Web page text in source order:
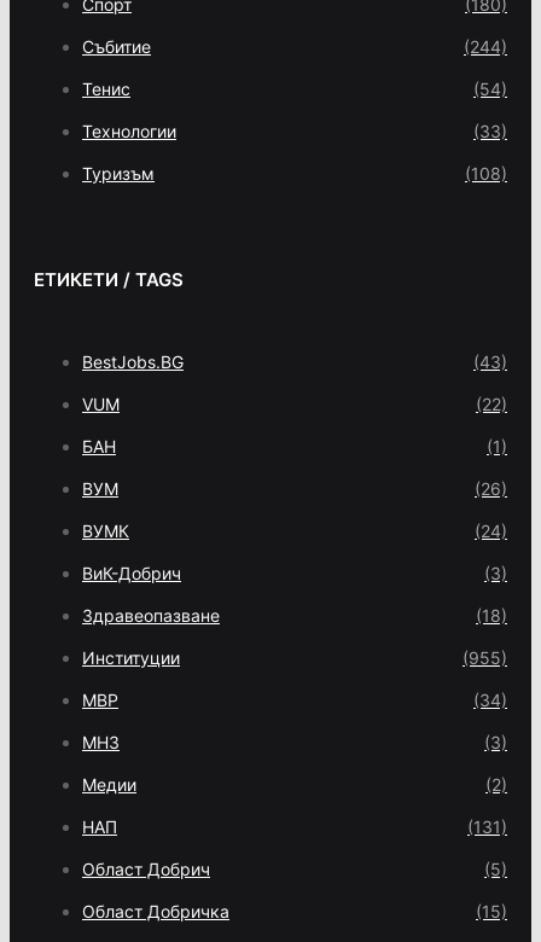
Спорт (180)
Събитие (244)
Тенис (54)
Технологии (33)
Туризъм (108)
ЕТИКЕТИ / TAGS
BestJobs.BG (43)
VUM (22)
БАН (1)
ВУМ (26)
ВУМК (24)
ВиК-Добрич (3)
Здравеопазване (18)
Институции (955)
МВР (34)
МНЗ (3)
Медии (2)
НАП (131)
Област Добрич (5)
Област Добричка (15)